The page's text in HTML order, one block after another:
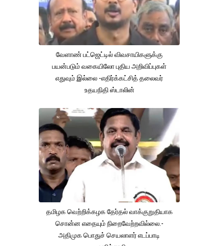
வேளாண் பட்ஜெட்டில் விவசாயிகளுக்கு
பயன்படும் வகையிலோ புதிய அறிவிப்புகள்
எதுவும் இல்லை -எதிர்க்கட்சித் தலைவர்
உதயநிதி ஸ்டாலின்
தமிழக வெற்றிக்கழக தேர்தல் வாக்குறுதியாக
சொன்ன எதையும் நிறைவேற்றவில்லை.-
அதிமுக பொதுச் செயலாளர் எடப்பாடி